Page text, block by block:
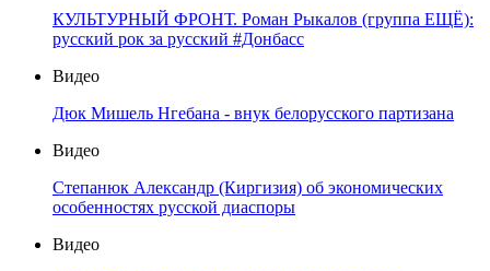
КУЛЬТУРНЫЙ ФРОНТ. Роман Рыкалов (группа ЕЩЁ):
русский рок за русский #Донбасс
Видео
Дюк Мишель Нгебана - внук белорусского партизана
Видео
Степанюк Александр (Киргизия) об экономических
особенностях русской диаспоры
Видео